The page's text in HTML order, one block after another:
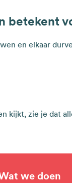
betekent
en elkaar
kijkt, zie je dat
we doen